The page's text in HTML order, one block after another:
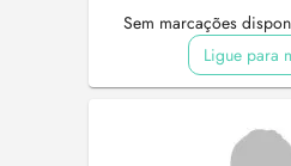
Sem marcações
Ligue para